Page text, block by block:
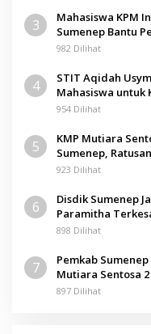
3
Mahasiswa KPM
Sumenep Bantu
982 Dilihat
4
STIT Aqidah
Mahasiswa untuk
954 Dilihat
5
KMP Mutiara
Sumenep,
923 Dilihat
6
Disdik Sumenep
Paramitha
898 Dilihat
7
Pemkab
Mutiara Sentosa
897 Dilihat